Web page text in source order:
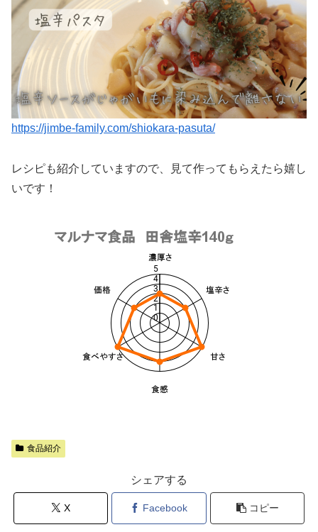
https://jimbe-family.com/shiokara-pasuta/
レシピも紹介していますので、見て作ってもらえたら嬉し
いです！
食品紹介
シェアする
X Facebook コピー